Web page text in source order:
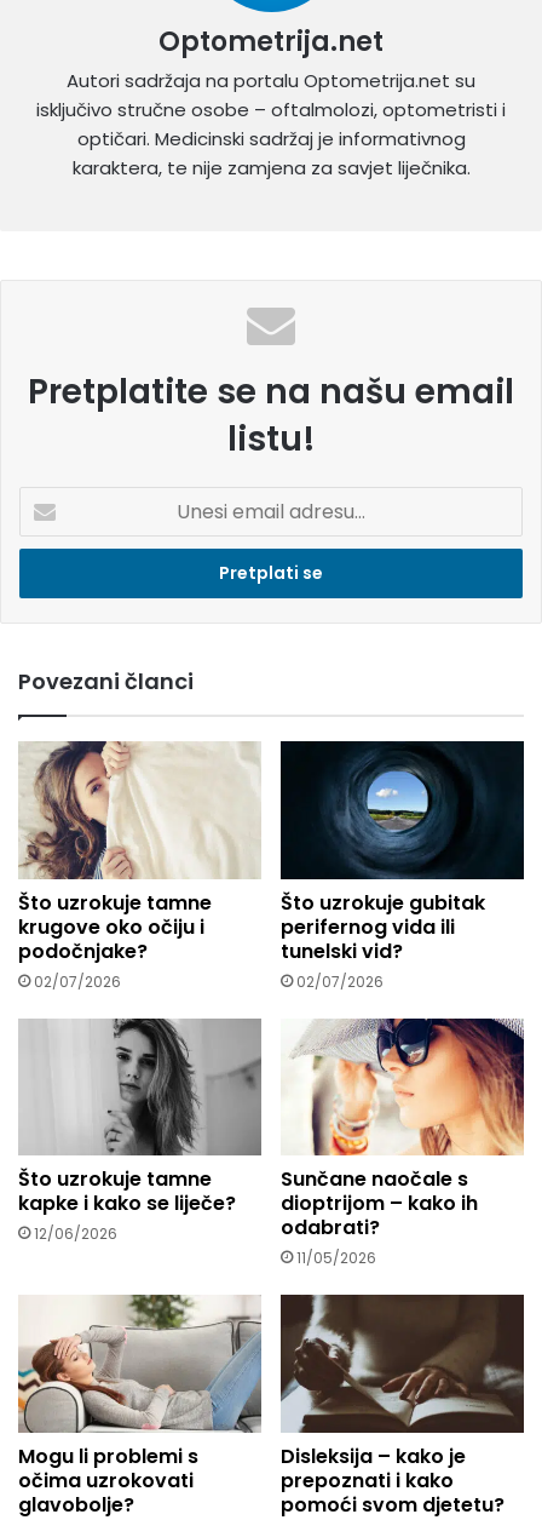
Optometrija.net
Autori sadržaja na portalu Optometrija.net su
isključivo stručne osobe – oftalmolozi, optometristi i
optičari. Medicinski sadržaj je informativnog
karaktera, te nije zamjena za savjet liječnika.
Pretplatite se na našu email
listu!
e
i
e
a
e
s
u
.
.
.
Povezani članci
Što uzrokuje tamne
krugove oko očiju i
podočnjake?
02/07/2026
Što uzrokuje gubitak
perifernog vida ili
tunelski vid?
02/07/2026
Što uzrokuje tamne
kapke i kako se liječe?
12/06/2026
Sunčane naočale s
dioptrijom – kako ih
odabrati?
11/05/2026
Mogu li problemi s
očima uzrokovati
glavobolje?
Disleksija – kako je
prepoznati i kako
pomoći svom djetetu?